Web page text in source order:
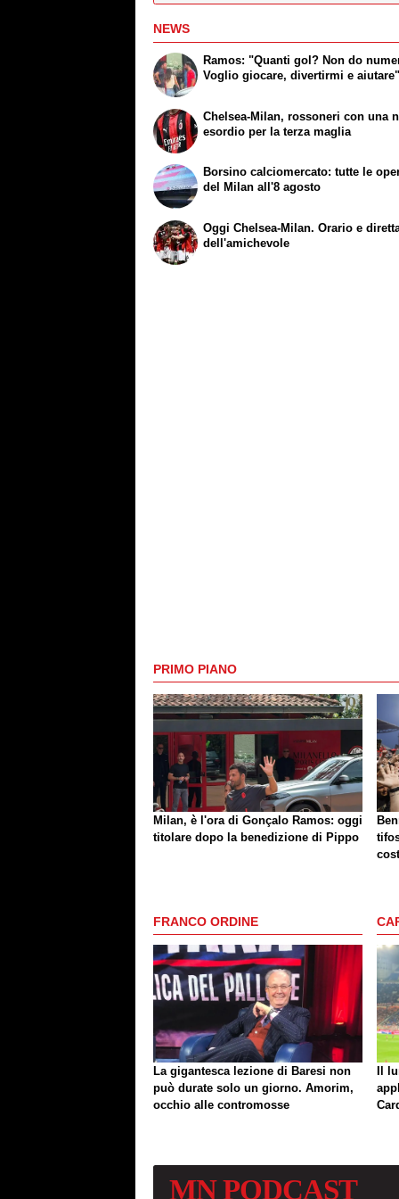
NEWS
Ramos: "Quanti gol? Non do
Voglio giocare, divertirmi e aiutare"
Chelsea-Milan, rossoneri con una
esordio per la terza maglia
Borsino calciomercato: tutte le
del Milan all'8 agosto
Oggi Chelsea-Milan. Orario e
dell'amichevole
PRIMO PIANO
Milan, è l'ora di Gonçalo Ramos: oggi
titolare dopo la benedizione di Pippo
FRANCO ORDINE
La gigantesca lezione di Baresi non
può durate solo un giorno. Amorim,
occhio alle contromosse
Il
MNPODCAST